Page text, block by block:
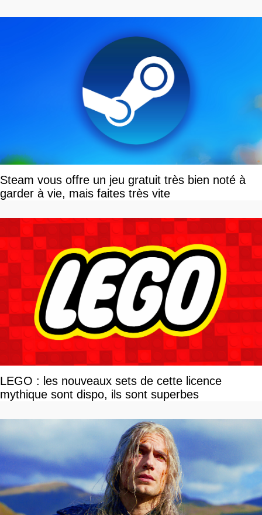
Steam vous offre un jeu gratuit très bien noté à
garder à vie, mais faites très vite
LEGO : les nouveaux sets de cette licence
mythique sont dispo, ils sont superbes